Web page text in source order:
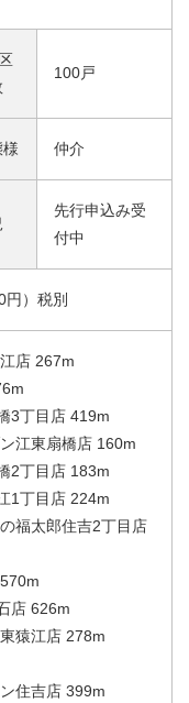
100戸
仲介
先行申込み受
付中
）税別
店 267m
3丁目店 419m
江東扇橋店 160m
2丁目店 183m
1丁目店 224m
福太郎住吉2丁目店
店 626m
猿江店 278m
住吉店 399m